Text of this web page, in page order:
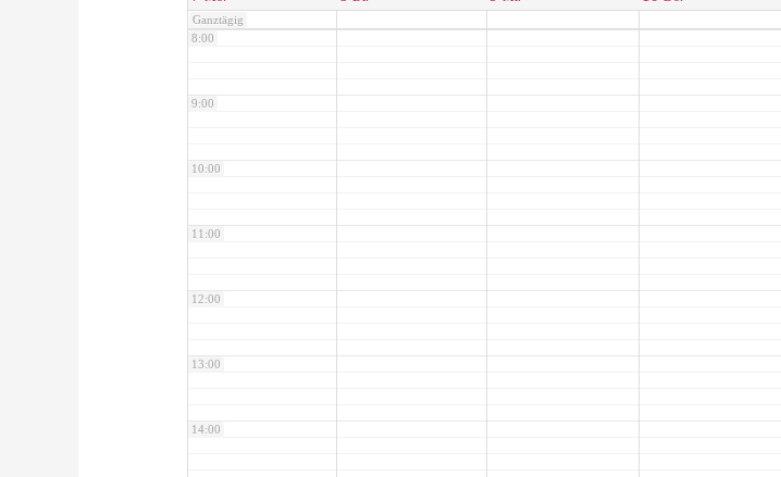
Ganztägig
8:00
9:00
10:00
11:00
12:00
13:00
14:00